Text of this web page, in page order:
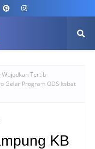
Wujudkan Tertib
Gelar Program ODS Itsbat
KB